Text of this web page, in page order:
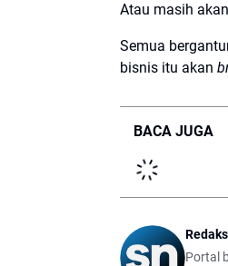
Atau masih
Semua
bisnis itu akan
BACA JUGA
Portal